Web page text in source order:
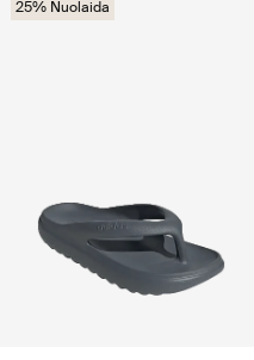
25% Nuolaida